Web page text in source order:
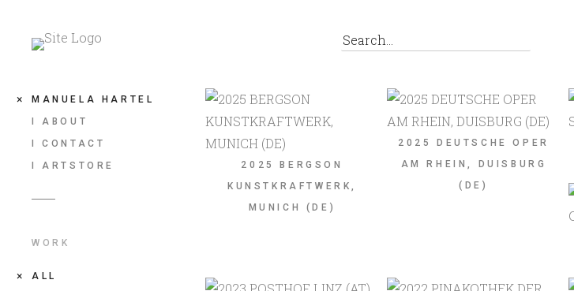
MANUELA HARTEL
I ABOUT
I CONTACT
I ARTSTORE
WORK
ALL
2025 BERGSON
KUNSTKRAFTWERK,
MUNICH (DE)
2025 DEUTSCHE OPER
AM RHEIN, DUISBURG
(DE)